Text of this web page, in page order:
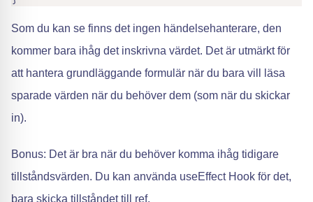
Som du kan se finns det ingen händelsehanterare, den
kommer bara ihåg det inskrivna värdet. Det är utmärkt för
att hantera grundläggande formulär när du bara vill läsa
sparade värden när du behöver dem (som när du skickar
in).
Bonus: Det är bra när du behöver komma ihåg tidigare
tillståndsvärden. Du kan använda useEffect Hook för det,
bara skicka tillståndet till ref.